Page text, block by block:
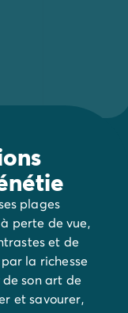
plages
perte de vue,
et de
la richesse
son art de
et savourer,